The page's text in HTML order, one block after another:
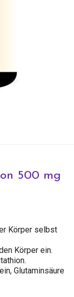
500 mg
Körper selbst
Körper ein.
Glutaminsäure